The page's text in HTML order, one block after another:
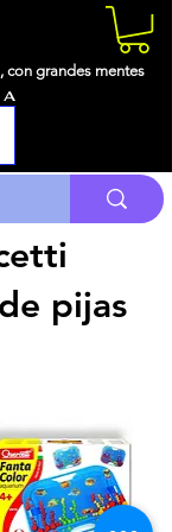
con grandes mentes
A
pijas